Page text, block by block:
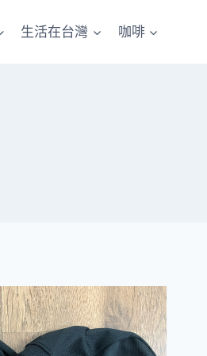
生活在台灣 咖啡